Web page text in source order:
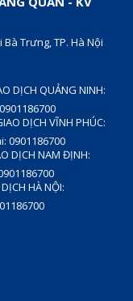
Trưng, TP. Hà Nội
DỊCH QUẢNG NINH:
DỊCH VĨNH PHÚC:
0901186700
DỊCH NAM ĐỊNH:
HÀ NỘI: